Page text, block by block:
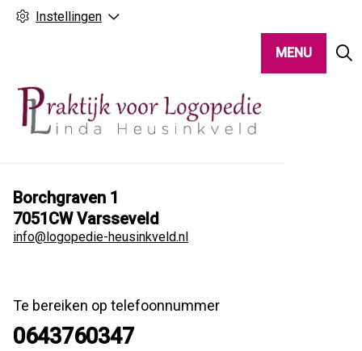
Instellingen
Borchgraven 1
7051CW Varsseveld
info@logopedie-heusinkveld.nl
Te bereiken op telefoonnummer
0643760347
MENU